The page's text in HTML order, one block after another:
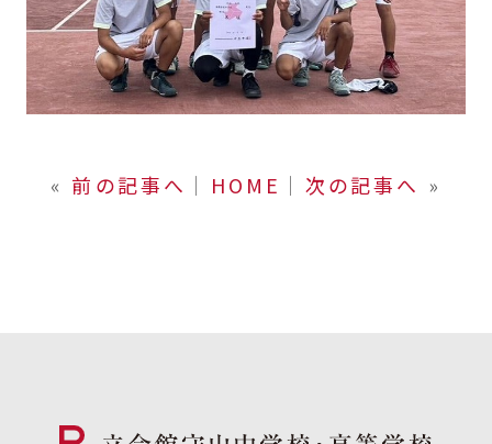
« 前の記事へ │ HOME │ 次の記事へ »